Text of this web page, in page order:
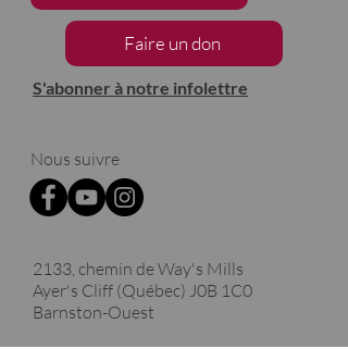
Faire un don
S'abonner à notre infolettre
Nous suivre
2133, chemin de Way's Mills
Ayer's Cliff (Québec) J0B 1C0
Barnston-Ouest